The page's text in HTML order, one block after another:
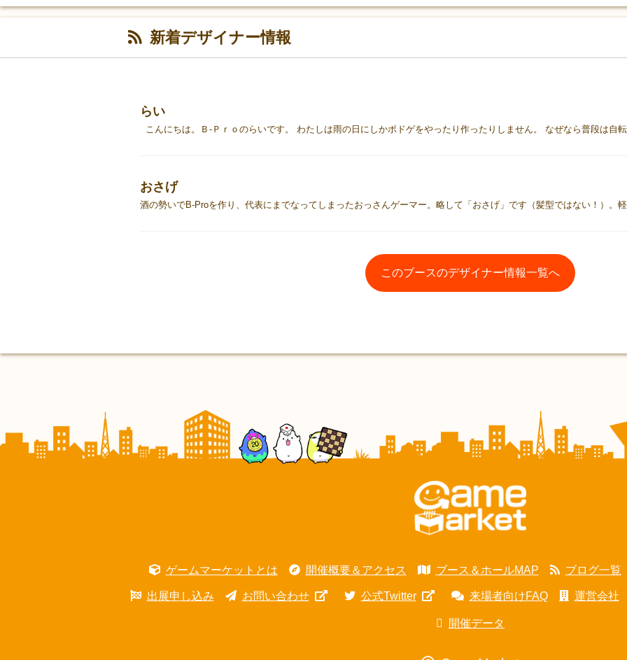
新着デザイナー情報
らい
おさげ
このブースのデザイナー情報一覧へ
ゲームマーケットとは 開催概要＆アクセス ブース＆ホールMAP ブログ一覧
出展申し込み お問い合わせ 公式Twitter 来場者向けFAQ 運営会社
開催データ